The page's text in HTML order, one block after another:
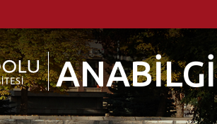
ANABİLGİ